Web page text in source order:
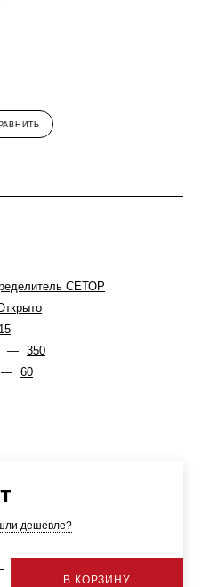
СЕТОР
— 350
— 60
дешевле?
В КОРЗИНУ